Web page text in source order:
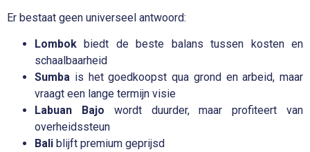
Er bestaat geen universeel antwoord:
Lombok biedt de beste balans tussen kosten en
schaalbaarheid
Sumba is het goedkoopst qua grond en arbeid, maar
vraagt een lange termijn visie
Labuan Bajo wordt duurder, maar profiteert van
overheidssteun
Bali blijft premium geprijsd